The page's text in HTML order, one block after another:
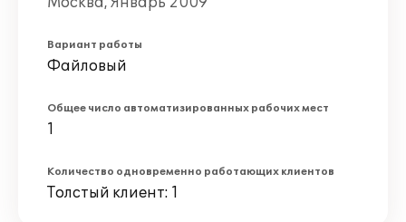
Вариант работы
Файловый
Общее число автоматизированных рабочих мест
1
Количество одновременно работающих клиентов
Толстый клиент: 1